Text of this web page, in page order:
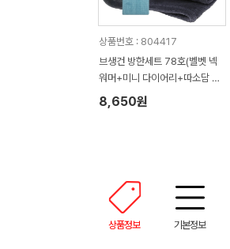
상품번호 : 804417
브생건 방한세트 78호(벨벳 넥
워머+미니 다이어리+따소담 무
릎담요)
8,650원
상품정보 기본정보